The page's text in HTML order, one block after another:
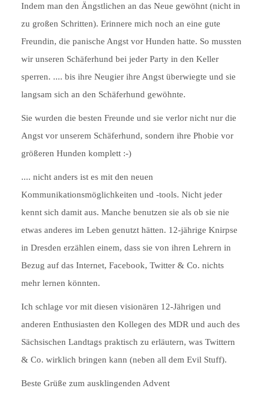
Indem man den Ängstlichen an das Neue gewöhnt (nicht in
zu großen Schritten). Erinnere mich noch an eine gute
Freundin, die panische Angst vor Hunden hatte. So mussten
wir unseren Schäferhund bei jeder Party in den Keller
sperren. .... bis ihre Neugier ihre Angst überwiegte und sie
langsam sich an den Schäferhund gewöhnte.
Sie wurden die besten Freunde und sie verlor nicht nur die
Angst vor unserem Schäferhund, sondern ihre Phobie vor
größeren Hunden komplett :-)
.... nicht anders ist es mit den neuen
Kommunikationsmöglichkeiten und -tools. Nicht jeder
kennt sich damit aus. Manche benutzen sie als ob sie nie
etwas anderes im Leben genutzt hätten. 12-jährige Knirpse
in Dresden erzählen einem, dass sie von ihren Lehrern in
Bezug auf das Internet, Facebook, Twitter & Co. nichts
mehr lernen könnten.
Ich schlage vor mit diesen visionären 12-Jährigen und
anderen Enthusiasten den Kollegen des MDR und auch des
Sächsischen Landtags praktisch zu erläutern, was Twittern
& Co. wirklich bringen kann (neben all dem Evil Stuff).
Beste Grüße zum ausklingenden Advent